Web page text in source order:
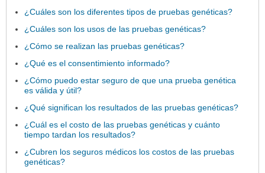
¿Cuáles son los diferentes tipos de pruebas genéticas?
¿Cuáles son los usos de las pruebas genéticas?
¿Cómo se realizan las pruebas genéticas?
¿Qué es el consentimiento informado?
¿Cómo puedo estar seguro de que una prueba genética
es válida y útil?
¿Qué significan los resultados de las pruebas genéticas?
¿Cuál es el costo de las pruebas genéticas y cuánto
tiempo tardan los resultados?
¿Cubren los seguros médicos los costos de las pruebas
genéticas?